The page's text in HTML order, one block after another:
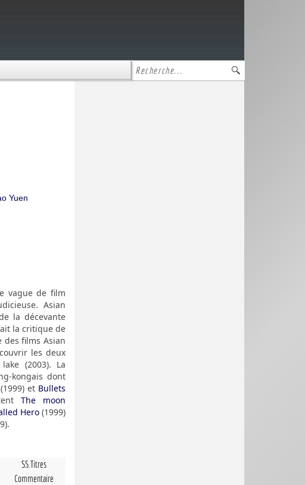
Yuen
vague de film
Asian
la décevante
la critique de
des films Asian
les deux
(2003). La
kongais dont
(1999) et Bullets
The moon
Hero(1999)
SS.Titres
Commentaire